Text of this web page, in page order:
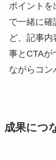
ポイントを
で一緒に確
ど、記事
事とCTAが
ながらコン
成果につ